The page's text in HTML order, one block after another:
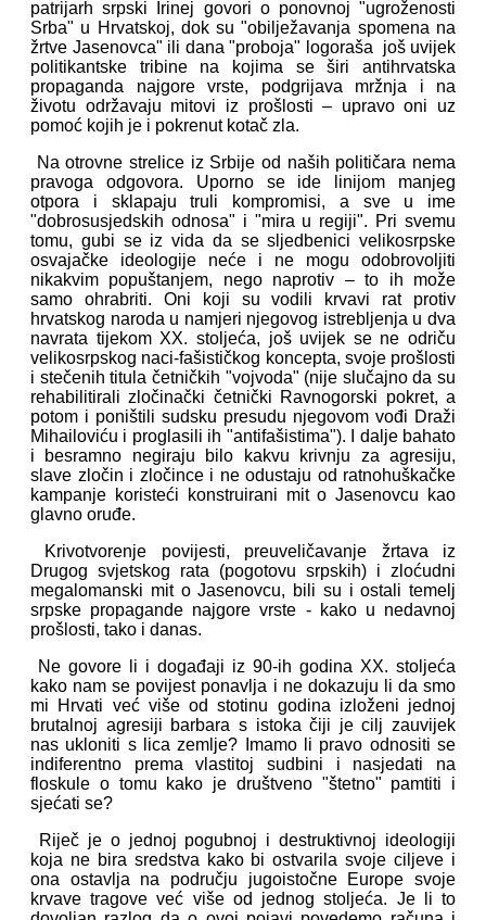
patrijarh srpski Irinej govori o ponovnoj "ugroženosti
Srba" u Hrvatskoj, dok su "obilježavanja spomena na
žrtve Jasenovca" ili dana "proboja" logoraša još uvijek
politikantske tribine na kojima se širi antihrvatska
propaganda najgore vrste, podgrijava mržnja i na
životu održavaju mitovi iz prošlosti – upravo oni uz
pomoć kojih je i pokrenut kotač zla.
Na otrovne strelice iz Srbije od naših političara nema
pravoga odgovora. Uporno se ide linijom manjeg
otpora i sklapaju truli kompromisi, a sve u ime
"dobrosusjedskih odnosa" i "mira u regiji". Pri svemu
tomu, gubi se iz vida da se sljedbenici velikosrpske
osvajačke ideologije neće i ne mogu odobrovoljiti
nikakvim popuštanjem, nego naprotiv – to ih može
samo ohrabriti. Oni koji su vodili krvavi rat protiv
hrvatskog naroda u namjeri njegovog istrebljenja u dva
navrata tijekom XX. stoljeća, još uvijek se ne odriču
velikosrpskog naci-fašističkog koncepta, svoje prošlosti
i stečenih titula četničkih "vojvoda" (nije slučajno da su
rehabilitirali zločinački četnički Ravnogorski pokret, a
potom i poništili sudsku presudu njegovom vođi Draži
Mihailoviću i proglasili ih "antifašistima"). I dalje bahato
i besramno negiraju bilo kakvu krivnju za agresiju,
slave zločin i zločince i ne odustaju od ratnohuškačke
kampanje koristeći konstruirani mit o Jasenovcu kao
glavno oruđe.
Krivotvorenje povijesti, preuveličavanje žrtava iz
Drugog svjetskog rata (pogotovu srpskih) i zloćudni
megalomanski mit o Jasenovcu, bili su i ostali temelj
srpske propagande najgore vrste - kako u nedavnoj
prošlosti, tako i danas.
Ne govore li i događaji iz 90-ih godina XX. stoljeća
kako nam se povijest ponavlja i ne dokazuju li da smo
mi Hrvati već više od stotinu godina izloženi jednoj
brutalnoj agresiji barbara s istoka čiji je cilj zauvijek
nas ukloniti s lica zemlje? Imamo li pravo odnositi se
indiferentno prema vlastitoj sudbini i nasjedati na
floskule o tomu kako je društveno "štetno" pamtiti i
sjećati se?
Riječ je o jednoj pogubnoj i destruktivnoj ideologiji
koja ne bira sredstva kako bi ostvarila svoje ciljeve i
ona ostavlja na području jugoistočne Europe svoje
krvave tragove već više od jednog stoljeća. Je li to